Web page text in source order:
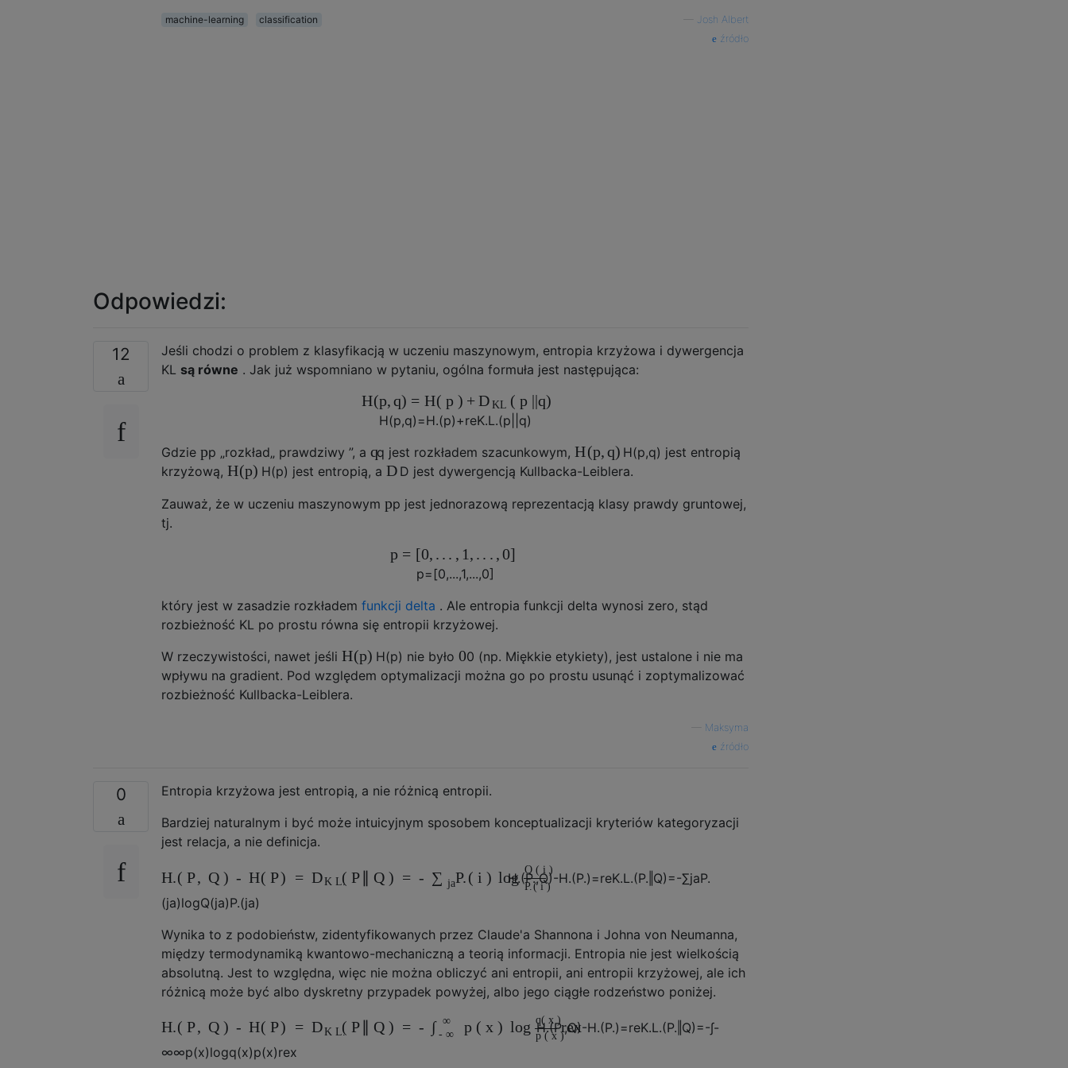
machine-learning classification
Josh Albert
źródło
Odpowiedzi:
12
Jeśli chodzi o problem z klasyfikacją w uczeniu maszynowym, entropia krzyżowa i dywergencja
KL są równe . Jak już wspomniano w pytaniu, ogólna formuła jest następująca:
H(p,q) = H( p ) + D KL ( p ||q)
H(p,q) =H.(p)+reK.L.(p q)
Gdzie pp „rozkład„ prawdziwy ”, a qq jest rozkładem szacunkowym,H(p,q) H(p,q) jest entropią
krzyżową, H(p) H(p) jest entropią, a D D jest dywergencją Kullbacka-Leiblera.
Zauważ, że w uczeniu maszynowym pp jest jednorazową reprezentacją klasy prawdy gruntowej,
tj.
p = [0, . . . , 1 , . . . ,0]
p= [0,...,1,...,0]
który jest w zasadzie rozkładem funkcji delta . Ale entropia funkcji delta wynosi zero, stąd
rozbieżność KL po prostu równa się entropii krzyżowej.
W rzeczywistości, nawet jeśli H(p) H(p) nie było 00 (np. Miękkie etykiety), jest ustalone i nie ma
wpływu na gradient. Pod względem optymalizacji można go po prostu usunąć i zoptymalizować
rozbieżność Kullbacka-Leiblera.
Maksyma
źródło
0
Entropia krzyżowa jest entropią, a nie różnicą entropii.
Bardziej naturalnym i być może intuicyjnym sposobem konceptualizacji kryteriów kategoryzacji
jest relacja, a nie definicja.
H.(P, Q ) - H(P) = DKL.( P Q ) = - ∑ jaP.( i ) log Q(i)
P. (i)
H.(P.,Q)-H.(P.) =reK.L.(P. Q)=-∑jaP.
(ja)logQ(ja)P.(ja)
Wynika to z podobieństw, zidentyfikowanych przez Claude'a Shannona i Johna von Neumanna,
między termodynamiką kwantowo-mechaniczną a teorią informacji. Entropia nie jest wielkością
absolutną. Jest to względna, więc nie można obliczyć ani entropii, ani entropii krzyżowej, ale ich
różnicą może być albo dyskretny przypadek powyżej, albo jego ciągłe rodzeństwo poniżej.
H.(P, Q ) - H(P) = DKL.( P Q ) = - ∫
∞
-∞ p (x) log q(x)
p(x)
rex
H.(P.,Q)-H.(P.) =reK.L.(P. Q)=-∫-
∞∞p(x)logq(x)p(x)rex